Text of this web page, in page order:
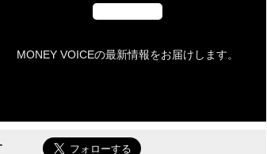
MONEY VOICEの最新情報をお届けします。